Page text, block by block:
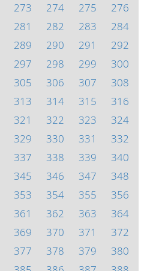
273 274 275
276
281 282 283
284
289 290 291
292
297 298 299
300
305 306 307
308
313 314 315
316
321 322 323
324
329 330 331
332
337 338 339
340
345 346 347
348
353 354 355
356
361 362 363
364
369 370 371
372
377 378 379
380